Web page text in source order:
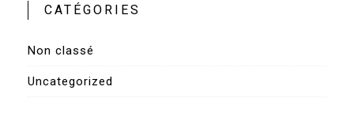
CATÉGORIES
Non classé
Uncategorized